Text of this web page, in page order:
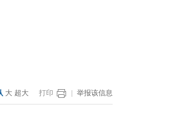
大 超大 |
打印 举报该信息